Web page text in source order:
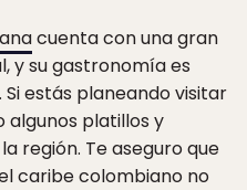
cuenta con una gran
y su gastronomía es
estás planeando visitar
algunos platillos y
región. Te aseguro que
caribe colombiano no